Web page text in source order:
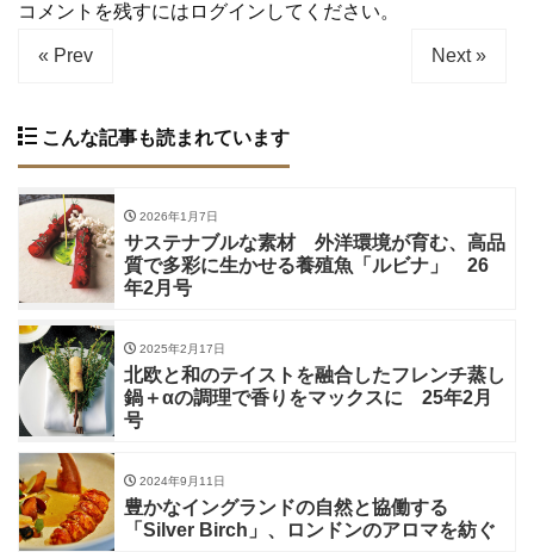
コメントを残すにはログインしてください。
« Prev Next »
こんな記事も読まれています
2026年1月7日
サステナブルな素材 外洋環境が育む、高品
質で多彩に生かせる養殖魚「ルビナ」 26
年2月号
2025年2月17日
北欧と和のテイストを融合したフレンチ蒸し
鍋＋αの調理で香りをマックスに 25年2月
号
2024年9月11日
豊かなイングランドの自然と協働する
「Silver Birch」、ロンドンのアロマを紡ぐ